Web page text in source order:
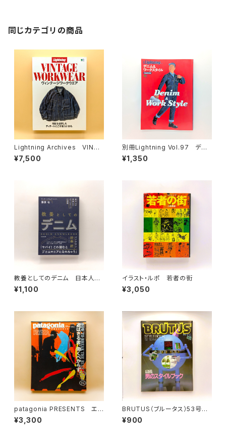
同じカテゴリの商品
Lightning Archives VINTA
GE WORKWEAR ヴィンテー
ジワークウエア
¥7,500
別冊Lightning Vol.97 デニ
ム＆ワークスタイル
¥1,350
教養としてのデニム 日本人が
見出したヴィンテージの価値
¥1,100
イラスト・ルポ 若者の街
¥3,050
patagonia PRESENTS エス
クァイア日本版 1998年10月号
臨時増刊 HOW TO BREAK
¥3,300
BRUTUS（ブルータス）53号
図鑑 男のスタイルブック 198
2年11月1日
¥900